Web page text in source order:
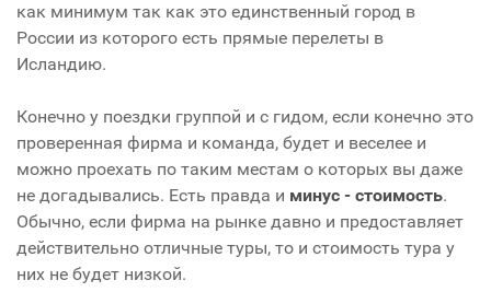
как минимум так как это единственный город в
России из которого есть прямые перелеты в
Исландию.
Конечно у поездки группой и с гидом, если конечно это
проверенная фирма и команда, будет и веселее и
можно проехать по таким местам о которых вы даже
не догадывались. Есть правда и минус - стоимость.
Обычно, если фирма на рынке давно и предоставляет
действительно отличные туры, то и стоимость тура у
них не будет низкой.